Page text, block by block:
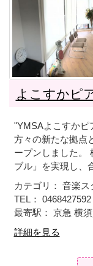
よこすかピ
"YMSAよこすかピ
方々の新たな拠点
ープンしました。
ブル」を実現し、
カテゴリ： 音楽ス
TEL： 0468427592
最寄駅： 京急 横
詳細を見る